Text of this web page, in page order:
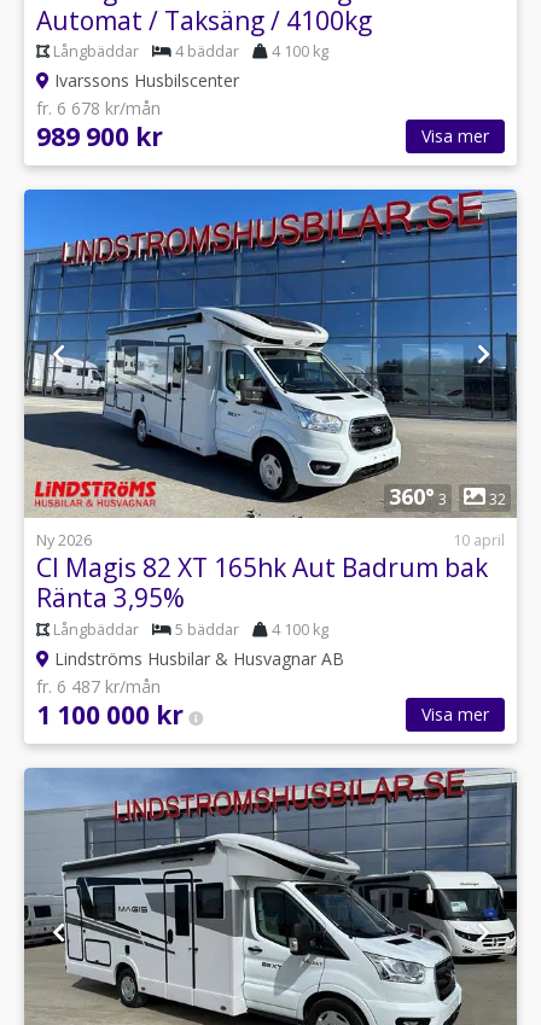
Automat / Taksäng / 4100kg
Långbäddar 4 bäddar 4 100 kg
Ivarssons Husbilscenter
fr. 6 678 kr/mån
989 900 kr Visa mer
1 360°3
32
Ny 2026
10 april
CI Magis 82 XT 165hk Aut Badrum bak
Ränta 3,95%
Långbäddar 5 bäddar 4 100 kg
Lindströms Husbilar & Husvagnar AB
fr. 6 487 kr/mån
1 100 000 kr Visa mer